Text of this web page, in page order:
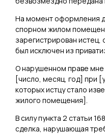
На момент оформления
спорном жилом
зарегистрирован истец,
был исключен из
О нарушенном праве мне
[число, месяц, год] при [
которых истцу стало
жилого помещения].
В силу пункта 2 статьи
сделка, нарушающая